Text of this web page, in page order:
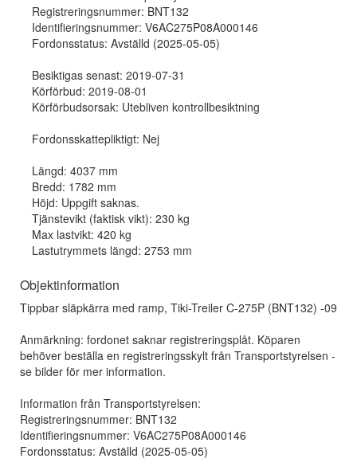
Registreringsnummer: BNT132
Identifieringsnummer: V6AC275P08A000146
Fordonsstatus: Avställd (2025-05-05)
Besiktigas senast: 2019-07-31
Körförbud: 2019-08-01
Körförbudsorsak: Utebliven kontrollbesiktning
Fordonsskattepliktigt: Nej
Längd: 4037 mm
Bredd: 1782 mm
Höjd: Uppgift saknas.
Tjänstevikt (faktisk vikt): 230 kg
Max lastvikt: 420 kg
Lastutrymmets längd: 2753 mm
Objektinformation
Tippbar släpkärra med ramp, Tiki-Treiler C-275P (BNT132) -09
Anmärkning: fordonet saknar registreringsplåt. Köparen
behöver beställa en registreringsskylt från Transportstyrelsen -
se bilder för mer information.
Information från Transportstyrelsen:
Registreringsnummer: BNT132
Identifieringsnummer: V6AC275P08A000146
Fordonsstatus: Avställd (2025-05-05)